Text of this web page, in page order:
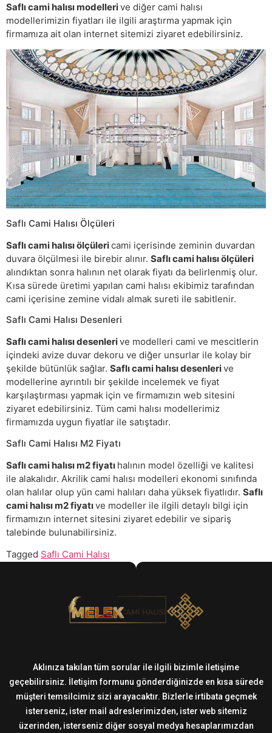
Saflı cami halısı modellerive diğer cami halısı
modellerimizin fiyatları ile ilgili araştırma yapmak için
firmamıza ait olan internet sitemizi ziyaret edebilirsiniz.
Saflı Cami Halısı Ölçüleri
Saflı cami halısı ölçülericami içerisinde zeminin duvardan
duvara ölçülmesi ile birebir alınır. Saflı cami halısı ölçüleri
alındıktan sonra halının net olarak fiyatı da belirlenmiş olur.
Kısa sürede üretimi yapılan cami halısı ekibimiz tarafından
cami içerisine zemine vidalı almak sureti ile sabitlenir.
Saflı Cami Halısı Desenleri
Saflı cami halısı desenlerive modelleri cami ve mescitlerin
içindeki avize duvar dekoru ve diğer unsurlar ile kolay bir
şekilde bütünlük sağlar. Saflı cami halısı desenlerive
modellerine ayrıntılı bir şekilde incelemek ve fiyat
karşılaştırması yapmak için ve firmamızın web sitesini
ziyaret edebilirsiniz. Tüm cami halısı modellerimiz
firmamızda uygun fiyatlar ile satıştadır.
Saflı Cami Halısı M2 Fiyatı
Saflı cami halısı m2 fiyatı halının model özelliği ve kalitesi
ile alakalıdır. Akrilik cami halısı modelleri ekonomi sınıfında
olan halılar olup yün cami halıları daha yüksek fiyatlıdır. Saflı
cami halısı m2 fiyatıve modeller ile ilgili detaylı bilgi için
firmamızın internet sitesini ziyaret edebilir ve sipariş
talebinde bulunabilirsiniz.
Tagged Saflı Cami Halısı
Aklınıza takılan tüm sorular ile ilgili bizimle iletişime
geçebilirsiniz. İletişim formunu gönderdiğinizde en kısa sürede
müşteri temsilcimiz sizi arayacaktır. Bizlerle irtibata geçmek
isterseniz, ister mail adreslerimizden, ister web sitemiz
üzerinden, isterseniz diğer sosyal medya hesaplarımızdan